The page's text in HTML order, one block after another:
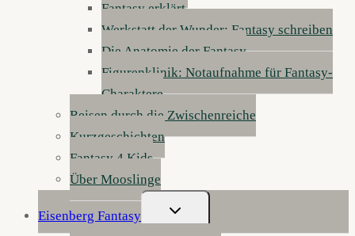
Fantasy erklärt
Werkstatt der Wunder: Fantasy schreiben
Die Anatomie der Fantasy
Figurenklinik: Notaufnahme für Fantasy-
Charaktere
Reisen durch die Zwischenreiche
Kurzgeschichten
Fantasy 4 Kids
Über Mooslinge
Eisenberg Fantasy
Untermenü
Umschalten